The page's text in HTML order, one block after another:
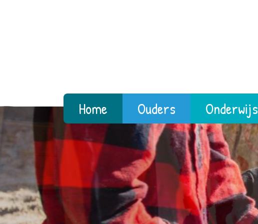
Home Ouders Onderwijs